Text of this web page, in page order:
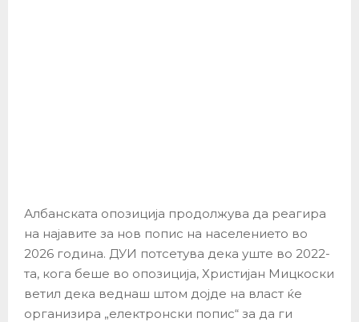
Албанската опозиција продолжува да реагира
на најавите за нов попис на населението во
2026 година. ДУИ потсетува дека уште во 2022-
та, кога беше во опозиција, Христијан Мицкоски
ветил дека веднаш штом дојде на власт ќе
организира „електронски попис“ за да ги